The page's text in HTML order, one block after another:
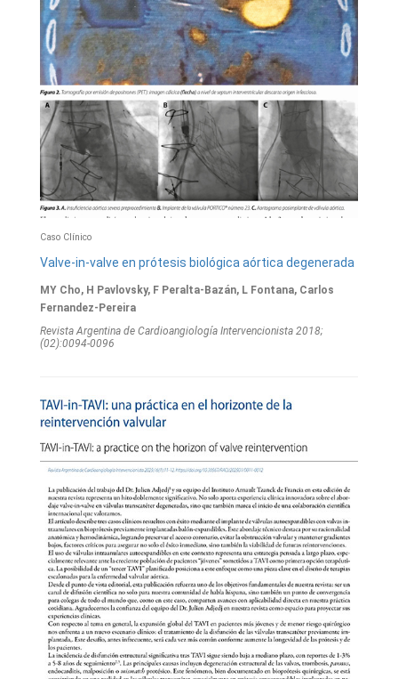
Caso Clínico
Valve-in-valve en prótesis biológica aórtica degenerada
MY Cho, H Pavlovsky, F Peralta-Bazán, L Fontana, Carlos
Fernandez-Pereira
Revista Argentina de Cardioangiologí­a Intervencionista 2018;
(02):0094-0096